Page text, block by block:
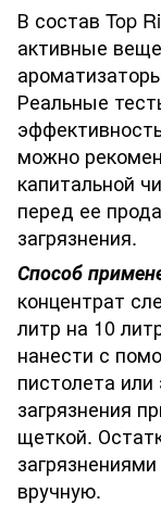
В состав Top
активные
Реальные
можно
капитальной
перед ее
загрязнения.
Способ
концентрат
литр на 10
нанести с
пистолета
загрязнения
щеткой.
вручную.